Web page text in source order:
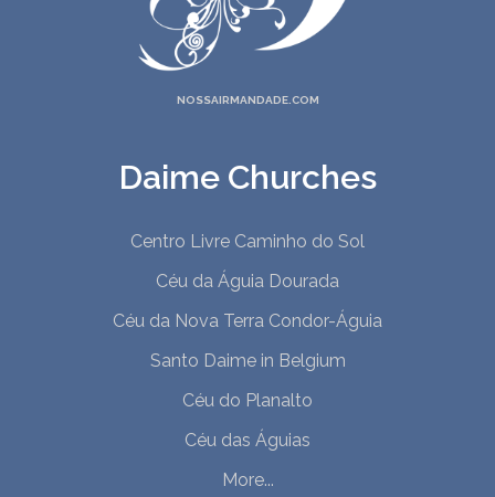
NOSSAIRMANDADE.COM
Daime Churches
Centro Livre Caminho do Sol
Céu da Águia Dourada
Céu da Nova Terra Condor-Águia
Santo Daime in Belgium
Céu do Planalto
Céu das Águias
More...